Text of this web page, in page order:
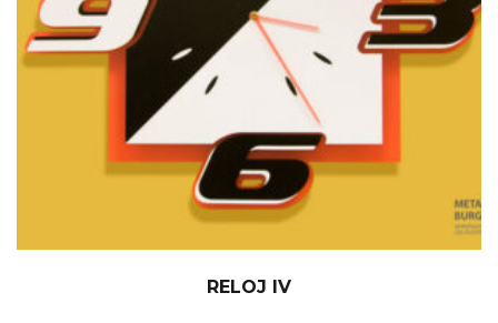
RELOJ IV